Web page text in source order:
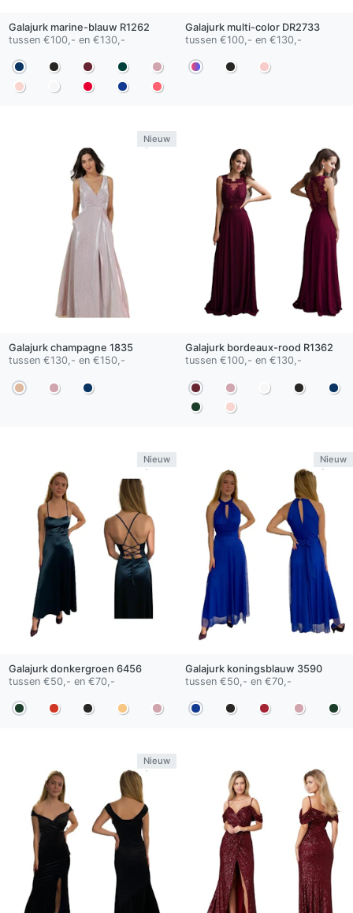
Galajurk marine-blauw R1262
tussen €100,- en €130,-
Galajurk multi-colorDR2733
tussen €100,- en €130,-
Nieuw
Galajurk champagne 1835
tussen €130,- en €150,-
Galajurk bordeaux-rood R1362
tussen €100,- en €130,-
Nieuw
Galajurk donkergroen 6456
tussen €50,- en €70,-
Nieuw
Galajurk koningsblauw 3590
tussen €50,- en €70,-
Nieuw